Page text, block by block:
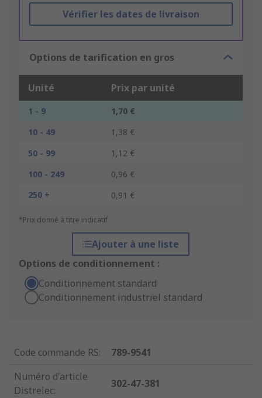
Vérifier les dates de livraison
Options de tarification en gros
Unité Prix par unité
1 - 9
1,70 €
10 - 49
1,38 €
50 - 99
1,12 €
100 - 249
0,96 €
250 +
0,91 €
*Prix donné à titre indicatif
Ajouter à une liste
Options de conditionnement :
Conditionnement standard
Conditionnement industriel standard
Code commande RS:
789-9541
Numéro d'article
Distrelec:
302-47-381